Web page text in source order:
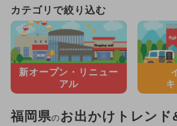
カテゴリで絞り込む
新オープン・ リニュー
アル
福岡県のお出かけトレンド